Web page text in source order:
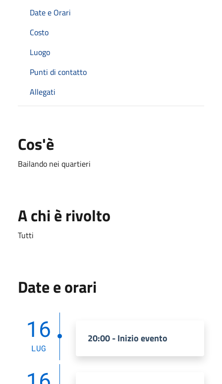
Date e Orari
Costo
Luogo
Punti di contatto
Allegati
Cos'è
Bailando nei quartieri
A chi è rivolto
Tutti
Date e orari
16
LUG
20:00 - Inizio evento